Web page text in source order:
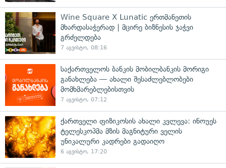
Wine Square X Lunatic ერთმანეთის
მხარდასაჭერად | მცირე ბიზნესის ჯაჭვი
გრძელდება
7 აგვისტო, 08:16
საქართველოს ბანკის მობილბანკის მორიგი
განახლება — ახალი შესაძლებლობები
მომხმარებლებისთვის
7 აგვისტო, 07:12
ქართველი ფიზიკოსის ახალი კვლევა: ინოუეს
ტელესკოპმა მზის მაგნიტური ველის
უნიკალური კადრები გადაიღო
6 აგვისტო, 17:20